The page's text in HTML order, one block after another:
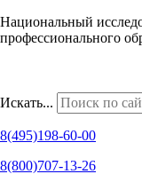
Национальный
профессионального
Искать...
8(495)198-60-00
8(800)707-13-26